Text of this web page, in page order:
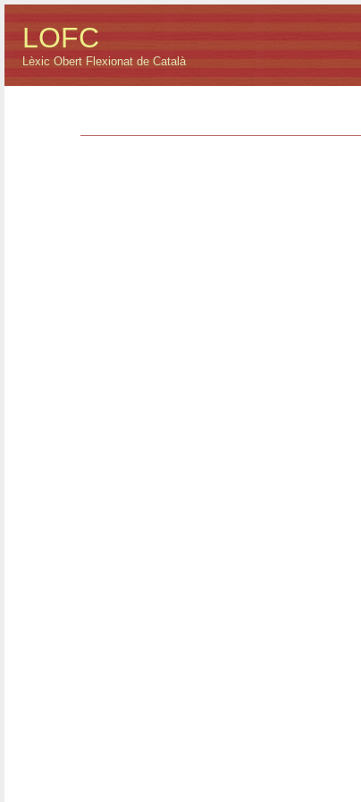
LOFC
Lèxic Obert Flexionat de Català